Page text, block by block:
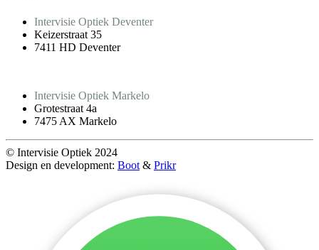
Intervisie Optiek Deventer
Keizerstraat 35
7411 HD Deventer
Intervisie Optiek Markelo
Grotestraat 4a
7475 AX Markelo
© Intervisie Optiek 2024
Design en development: Boot & Prikr